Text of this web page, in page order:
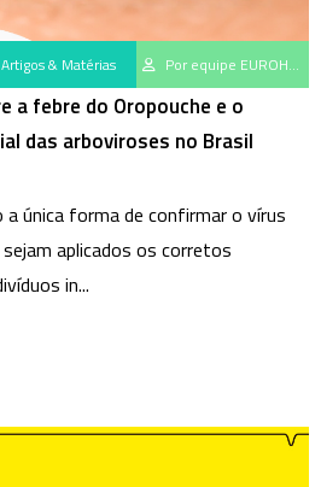
Artigos & Matérias Por equipe EUROHub, centro de geração e disseminação do saber científico da EUROIMMUN Brasil
a febre do Oropouche e o
das arboviroses no Brasil
única forma de confirmar o vírus
aplicados os corretos
in...